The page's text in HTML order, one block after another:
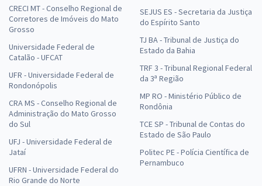
CRECI MT - Conselho Regional de
Corretores de Imóveis do Mato
Grosso
Universidade Federal de
Catalão - UFCAT
UFR - Universidade Federal de
Rondonópolis
CRA MS - Conselho Regional de
Administração do Mato Grosso
do Sul
UFJ - Universidade Federal de
Jataí
UFRN - Universidade Federal do
Rio Grande do Norte
SEJUS ES - Secretaria da Justiça
do Espírito Santo
TJ BA - Tribunal de Justiça do
Estado da Bahia
TRF 3 - Tribunal Regional Federal
da 3ª Região
MP RO - Ministério Público de
Rondônia
TCE SP - Tribunal de Contas do
Estado de São Paulo
Politec PE - Polícia Científica de
Pernambuco